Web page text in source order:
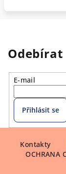
E-mail
Přihlásit se
Kontakty
OCHRANA